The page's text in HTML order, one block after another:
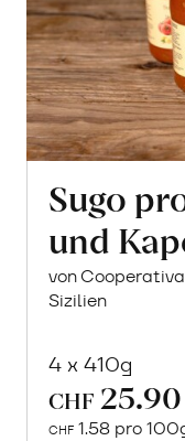
Sugo
und
von
Sizilien
4 x 410g
CHF 25.90
CHF 1.58 pro